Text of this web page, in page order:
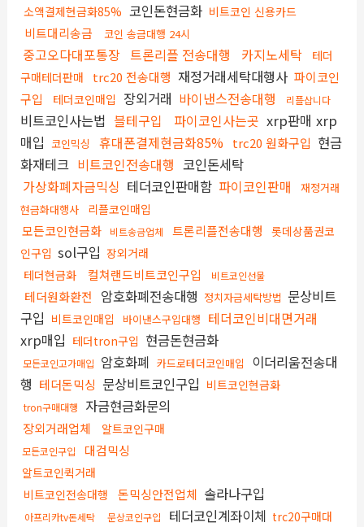
소액결제현금화85% 코인돈현금화 비트코인 신용카드
비트대리송금 코인 송금대행 24시
중고오다대포통장 트론리플 전송대행 카지노세탁
테더
구매테더판매
trc20 전송대행 재정거래세탁대행사 파이코인
구입
테더코인매입 장외거래 바이낸스전송대행 리플삽니다
비트코인사는법 블테구입 파이코인사는곳 xrp판매 xrp
매입 코인믹싱 휴대폰결제현금화85% trc20 원화구입 현금
화재테크 비트코인전송대행 코인돈세탁
가상화폐자금믹싱 테더코인판매함 파이코인판매
재정거래
현금화대행사
리플코인매입
모든코인현금화 비트송금업체 트론리플전송대행
롯데상품권코
인구입 sol구입 장외거래
테더현금화
컬쳐랜드비트코인구입 비트코인선물
테더원화환전 암호화폐전송대행 정치자금세탁방법 문상비트
구입 비트코인매입 바이낸스구입대행 테더코인비대면거래
xrp매입 테더tron구입 현금돈현금화
모든코인고가매입 암호화폐 카드로테더코인매입
이더리움전송대
행 테더돈믹싱 문상비트코인구입 비트코인현금화
tron구매대행 자금현금화문의
장외거래업체 알트코인구매
모든코인구입 대검믹싱
알트코인퀵거래
비트코인전송대행
돈믹싱안전업체 솔라나구입
아프리카tv돈세탁 문상코인구입 테더코인계좌이체 trc20구매대